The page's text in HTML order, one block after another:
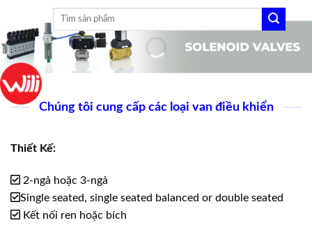
content
Tìm
Chúng tôi cung cấp các loại van điều khiển
Thiết Kế:
2-ngả hoặc 3-ngả
Single seated, single seated balanced or double seated
Kết nối ren hoặc bích